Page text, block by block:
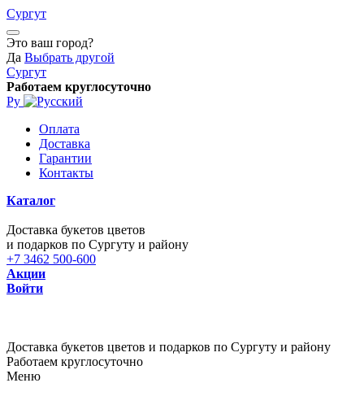
Сургут
Это ваш город?
Да Выбрать другой
Сургут
Работаем круглосуточно
Ру
Оплата
Доставка
Гарантии
Контакты
Каталог
Доставка букетов цветов
и подарков по Сургуту и району
+7 3462 500-600
Акции
Войти
Доставка букетов цветов и подарков по Сургуту и району
Работаем круглосуточно
Меню